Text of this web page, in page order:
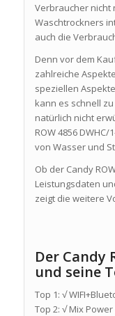
Verbraucher nicht
Waschtrockners
auch die
Denn vor dem
zahlreiche
speziellen
kann es schnell
natürlich nicht
ROW 4856
von Wasser und
Ob der Candy
Leistungsdaten
zeigt die weitere
Der Candy
und seine
Top 1: √
Top 2: √ Mix